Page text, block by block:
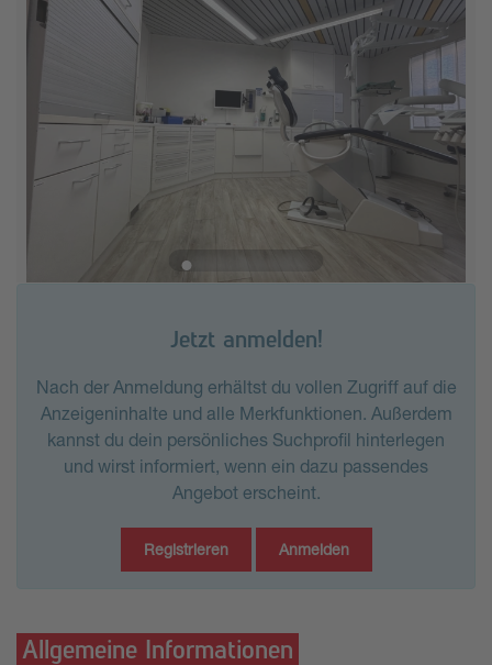
Jetzt anmelden!
Nach der Anmeldung erhältst du vollen Zugriff auf die
Anzeigeninhalte und alle Merkfunktionen. Außerdem
kannst du dein persönliches Suchprofil hinterlegen
und wirst informiert, wenn ein dazu passendes
Angebot erscheint.
Registrieren Anmelden
Allgemeine Informationen